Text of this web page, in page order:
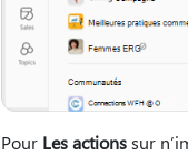
Pour Les actionssur